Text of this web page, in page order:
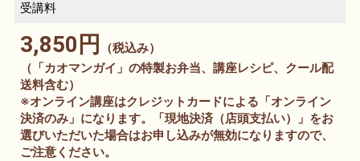
受講料
3,850円
（税込み）
（「カオマンガイ」の特製お弁当、講座レシピ、クール配
送料含む）
※オンライン講座はクレジットカードによる「オンライン
決済のみ」になります。「現地決済（店頭支払い）」をお
選びいただいた場合はお申し込みが無効になりますので、
ご注意ください。